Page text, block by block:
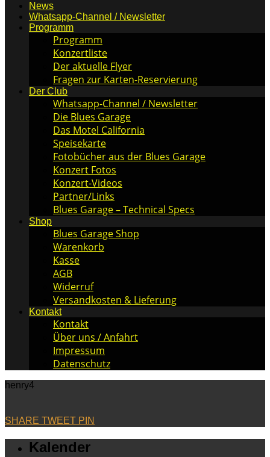
News
Whatsapp-Channel / Newsletter
Programm
Programm
Konzertliste
Der aktuelle Flyer
Fragen zur Karten-Reservierung
Der Club
Whatsapp-Channel / Newsletter
Die Blues Garage
Das Motel California
Speisekarte
Fotobücher aus der Blues Garage
Konzert Fotos
Konzert-Videos
Partner/Links
Blues Garage – Technical Specs
Shop
Blues Garage Shop
Warenkorb
Kasse
AGB
Widerruf
Versandkosten & Lieferung
Kontakt
Kontakt
Über uns / Anfahrt
Impressum
Datenschutz
henry4
SHARE TWEET PIN
Kalender